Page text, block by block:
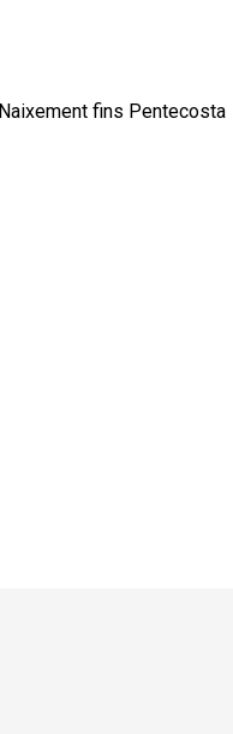
fins Pentecosta